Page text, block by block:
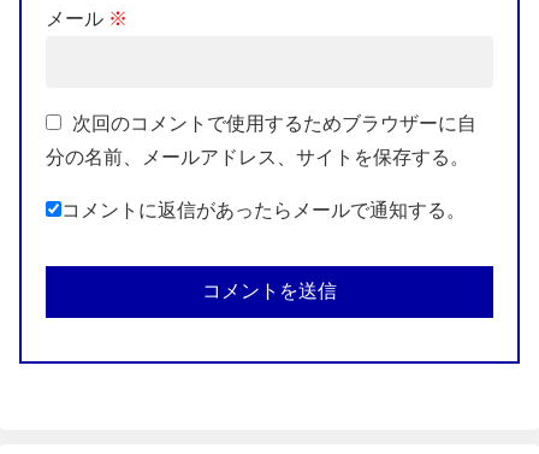
メール ※
次回のコメントで使用するためブラウザーに自
分の名前、メールアドレス、サイトを保存する。
コメントに返信があったらメールで通知する。